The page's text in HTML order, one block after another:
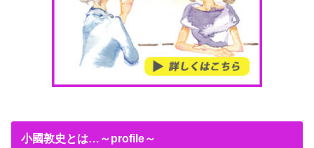
小國敦史とは…～profile～